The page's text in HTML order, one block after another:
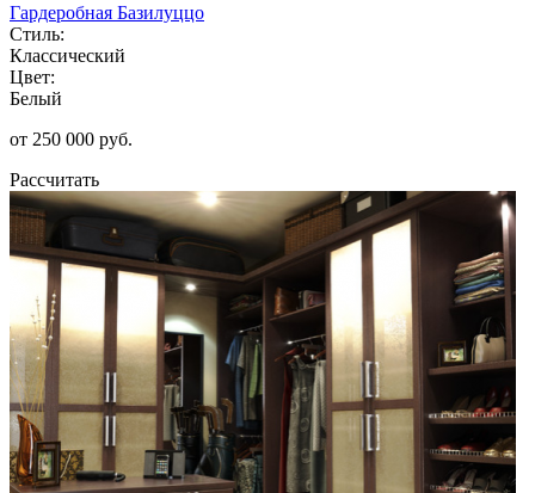
Гардеробная Базилуццо
Стиль:
Классический
Цвет:
Белый
от 250 000 руб.
Рассчитать